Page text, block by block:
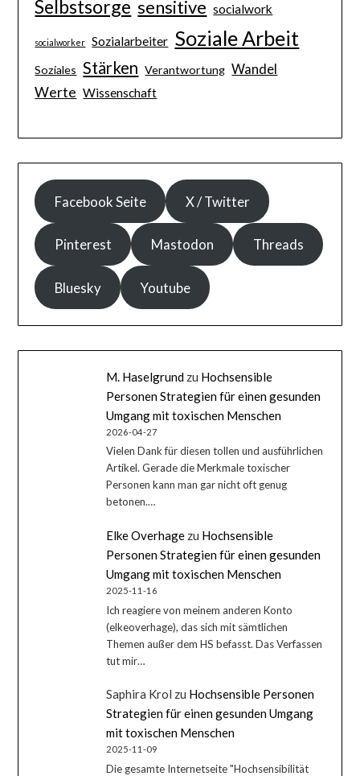
Selbstsorge sensitive socialwork
socialworker Sozialarbeiter Soziale Arbeit
Soziales Stärken Verantwortung Wandel
Werte Wissenschaft
Facebook Seite X / Twitter
Pinterest Mastodon Threads
Bluesky Youtube
M. Haselgrund zu Hochsensible
Personen Strategien für einen gesunden
Umgang mit toxischen Menschen
2026-04-27
Vielen Dank für diesen tollen und ausführlichen
Artikel. Gerade die Merkmale toxischer
Personen kann man gar nicht oft genug
betonen.…
Elke Overhage zu Hochsensible
Personen Strategien für einen gesunden
Umgang mit toxischen Menschen
2025-11-16
Ich reagiere von meinem anderen Konto
(elkeoverhage), das sich mit sämtlichen
Themen außer dem HS befasst. Das Verfassen
tut mir…
Saphira Krol zu Hochsensible Personen
Strategien für einen gesunden Umgang
mit toxischen Menschen
2025-11-09
Die gesamte Internetseite "Hochsensibilität